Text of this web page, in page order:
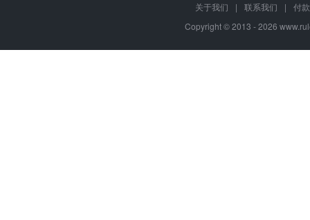
关于我们 | 联系我们 |
付
Copyright © 2013 - 2026